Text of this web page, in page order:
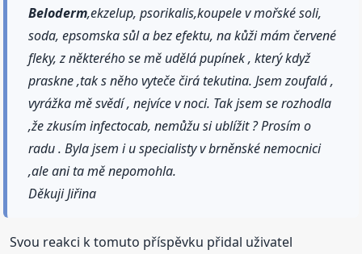
Beloderm,ekzelup, psorikalis,koupele v mořské soli,
soda, epsomska sůl a bez efektu, na kůži mám červené
fleky, z některého se mě udělá pupínek , který když
praskne ,tak s něho vyteče čirá tekutina. Jsem zoufalá ,
vyrážka mě svědí , nejvíce v noci. Tak jsem se rozhodla
,že zkusím infectocab, nemůžu si ublížit ? Prosím o
radu . Byla jsem i u specialisty v brněnské nemocnici
,ale ani ta mě nepomohla.
Děkuji Jiřina
Svou reakci k tomuto příspěvku přidal uživatel